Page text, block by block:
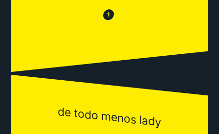
😒 1 😂
de todo menos lady